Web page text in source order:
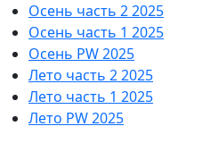
Осень часть 2 2025
Осень часть 1 2025
Осень PW 2025
Лето часть 2 2025
Лето часть 1 2025
Лето PW 2025